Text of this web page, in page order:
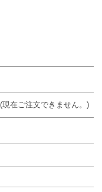
在ご注文できません。)